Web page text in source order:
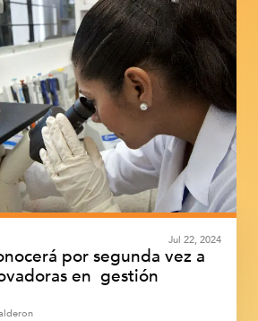
Jul 22, 2024
por segunda vez a
en gestión